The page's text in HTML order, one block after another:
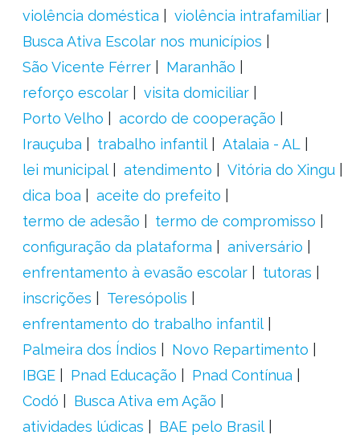
violência doméstica
violência intrafamiliar
Busca Ativa Escolar nos municípios
São Vicente Férrer
Maranhão
reforço escolar
visita domiciliar
Porto Velho
acordo de cooperação
Irauçuba
trabalho infantil
Atalaia - AL
lei municipal
atendimento
Vitória do Xingu
dica boa
aceite do prefeito
termo de adesão
termo de compromisso
configuração da plataforma
aniversário
enfrentamento à evasão escolar
tutoras
inscrições
Teresópolis
enfrentamento do trabalho infantil
Palmeira dos Índios
Novo Repartimento
IBGE
Pnad Educação
Pnad Contínua
Codó
Busca Ativa em Ação
atividades lúdicas
BAE pelo Brasil